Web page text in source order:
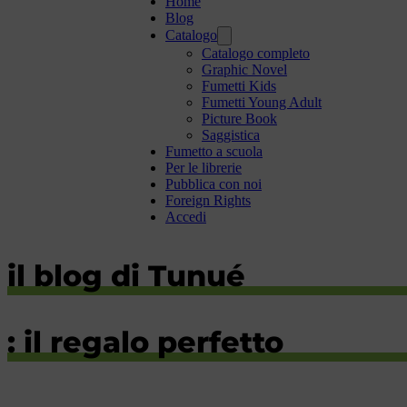
Blog
Catalogo
Catalogo completo
Graphic Novel
Fumetti Kids
Fumetti Young Adult
Picture Book
Saggistica
Fumetto a scuola
Per le librerie
Pubblica con noi
Foreign Rights
Accedi
il blog di Tunué
: il regalo perfetto